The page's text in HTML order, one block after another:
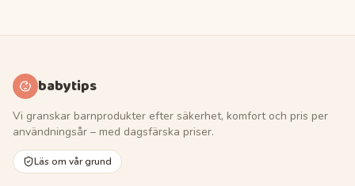
babytips
Vi granskar barnprodukter efter säkerhet, komfort och pris per
användningsår – med dagsfärska priser.
Läs om vår grund